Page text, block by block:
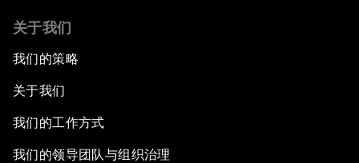
关于我们
我们的策略
关于我们
我们的工作方式
我们的领导团队与组织治理